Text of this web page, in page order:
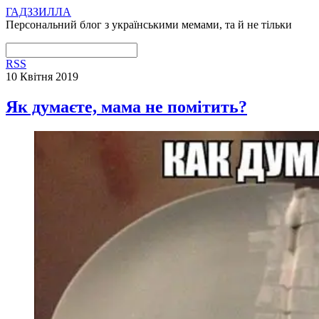
ГАДЗЗИЛЛА
Персональний блог з українськими мемами, та й не тільки
RSS
10 Квітня 2019
Як думаєте, мама не помітить?